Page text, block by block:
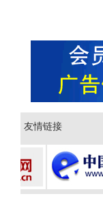
友情链接